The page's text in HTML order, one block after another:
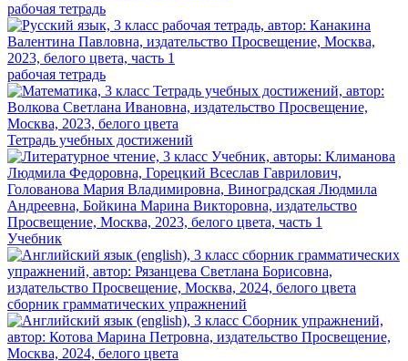
рабочая тетрадь
рабочая тетрадь
Тетрадь учебных достижений
Учебник
сборник грамматических упражнений